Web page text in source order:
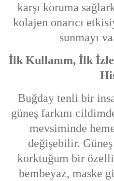
karşı koruma
kolajen onarıcı
sunmayı
İlk Kullanım, İlk
Buğday tenli bir
güneş farkını
mevsiminde
değişebilir.
korktuğum bir
bembeyaz, maske